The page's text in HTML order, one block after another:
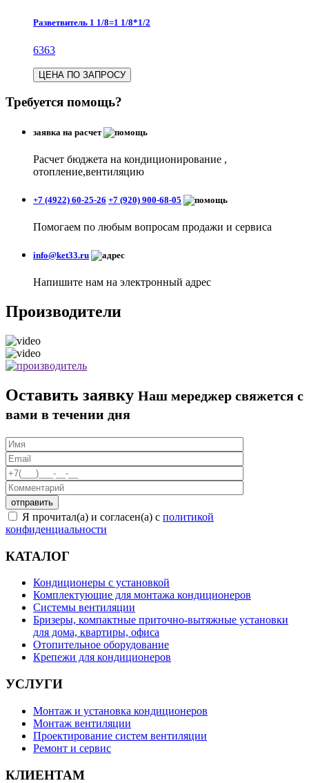
Разветвитель 1 1/8=1 1/8*1/2
6363
ЦЕНА ПО ЗАПРОСУ
Требуется помощь?
заявка на расчет
Расчет бюджета на кондиционирование ,
отопление,вентиляцию
+7 (4922) 60-25-26 +7 (920) 900-68-05
Помогаем по любым вопросам продажи и сервиса
info@ket33.ru
Напишите нам на электронный адрес
Производители
Оставить заявку Наш мереджер свяжется с
вами в течении дня
Я прочитал(а) и согласен(а) с политикой
конфиденциальности
КАТАЛОГ
Кондиционеры с установкой
Комплектующие для монтажа кондиционеров
Системы вентиляции
Бризеры, компактные приточно-вытяжные установки
для дома, квартиры, офиса
Отопительное оборудование
Крепежи для кондиционеров
УСЛУГИ
Монтаж и установка кондиционеров
Монтаж вентиляции
Проектирование систем вентиляции
Ремонт и сервис
КЛИЕНТАМ